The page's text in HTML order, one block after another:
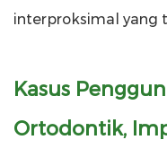
interproksimal yang
Kasus
Ortodontik,